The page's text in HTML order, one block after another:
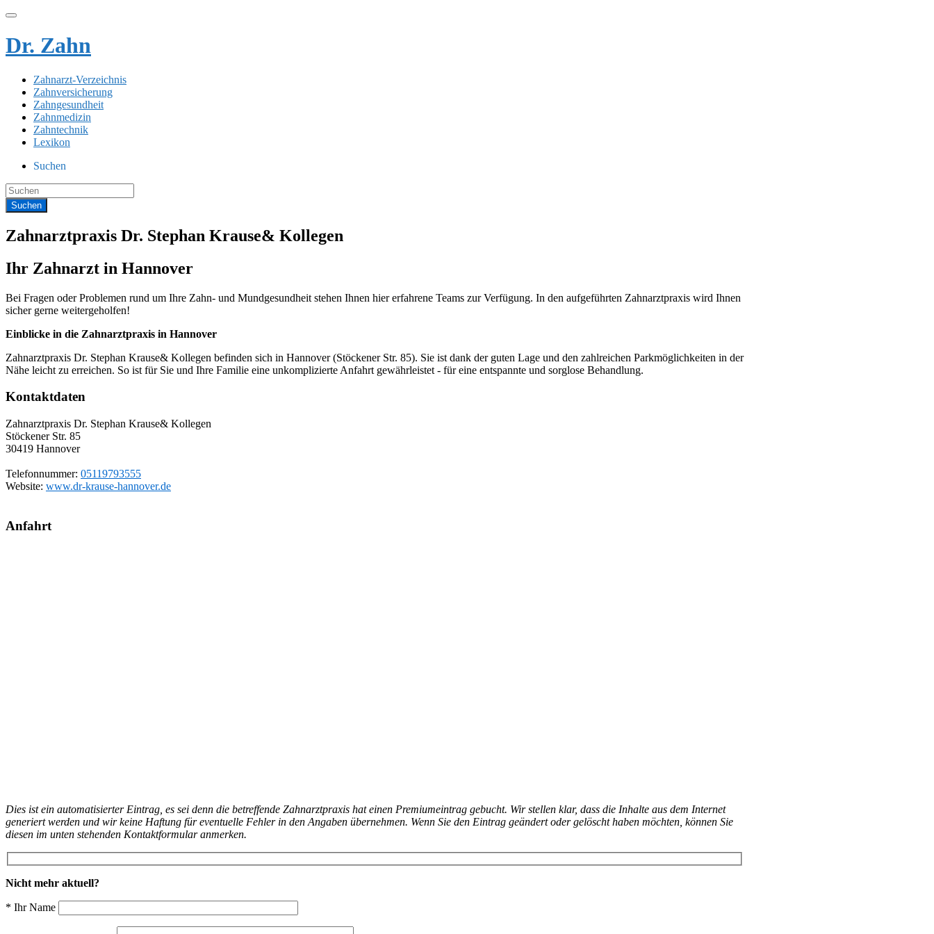
Dr. Zahn
Zahnarzt-Verzeichnis
Zahnversicherung
Zahngesundheit
Zahnmedizin
Zahntechnik
Lexikon
Suchen
Zahnarztpraxis Dr. Stephan Krause& Kollegen
Ihr Zahnarzt in Hannover
Bei Fragen oder Problemen rund um Ihre Zahn- und Mundgesundheit stehen Ihnen hier erfahrene Teams zur Verfügung. In den aufgeführten Zahnarztpraxis wird Ihnen
sicher gerne weitergeholfen!
Einblicke in die Zahnarztpraxis in Hannover
Zahnarztpraxis Dr. Stephan Krause& Kollegen befinden sich in Hannover (Stöckener Str. 85). Sie ist dank der guten Lage und den zahlreichen Parkmöglichkeiten in der
Nähe leicht zu erreichen. So ist für Sie und Ihre Familie eine unkomplizierte Anfahrt gewährleistet - für eine entspannte und sorglose Behandlung.
Kontaktdaten
Zahnarztpraxis Dr. Stephan Krause& Kollegen
Stöckener Str. 85
30419 Hannover
Telefonnummer: 05119793555
Website: www.dr-krause-hannover.de
Anfahrt
Dies ist ein automatisierter Eintrag, es sei denn die betreffende Zahnarztpraxis hat einen Premiumeintrag gebucht. Wir stellen klar, dass die Inhalte aus dem Internet
generiert werden und wir keine Haftung für eventuelle Fehler in den Angaben übernehmen. Wenn Sie den Eintrag geändert oder gelöscht haben möchten, können Sie
diesen im unten stehenden Kontaktformular anmerken.
Nicht mehr aktuell?
* Ihr Name